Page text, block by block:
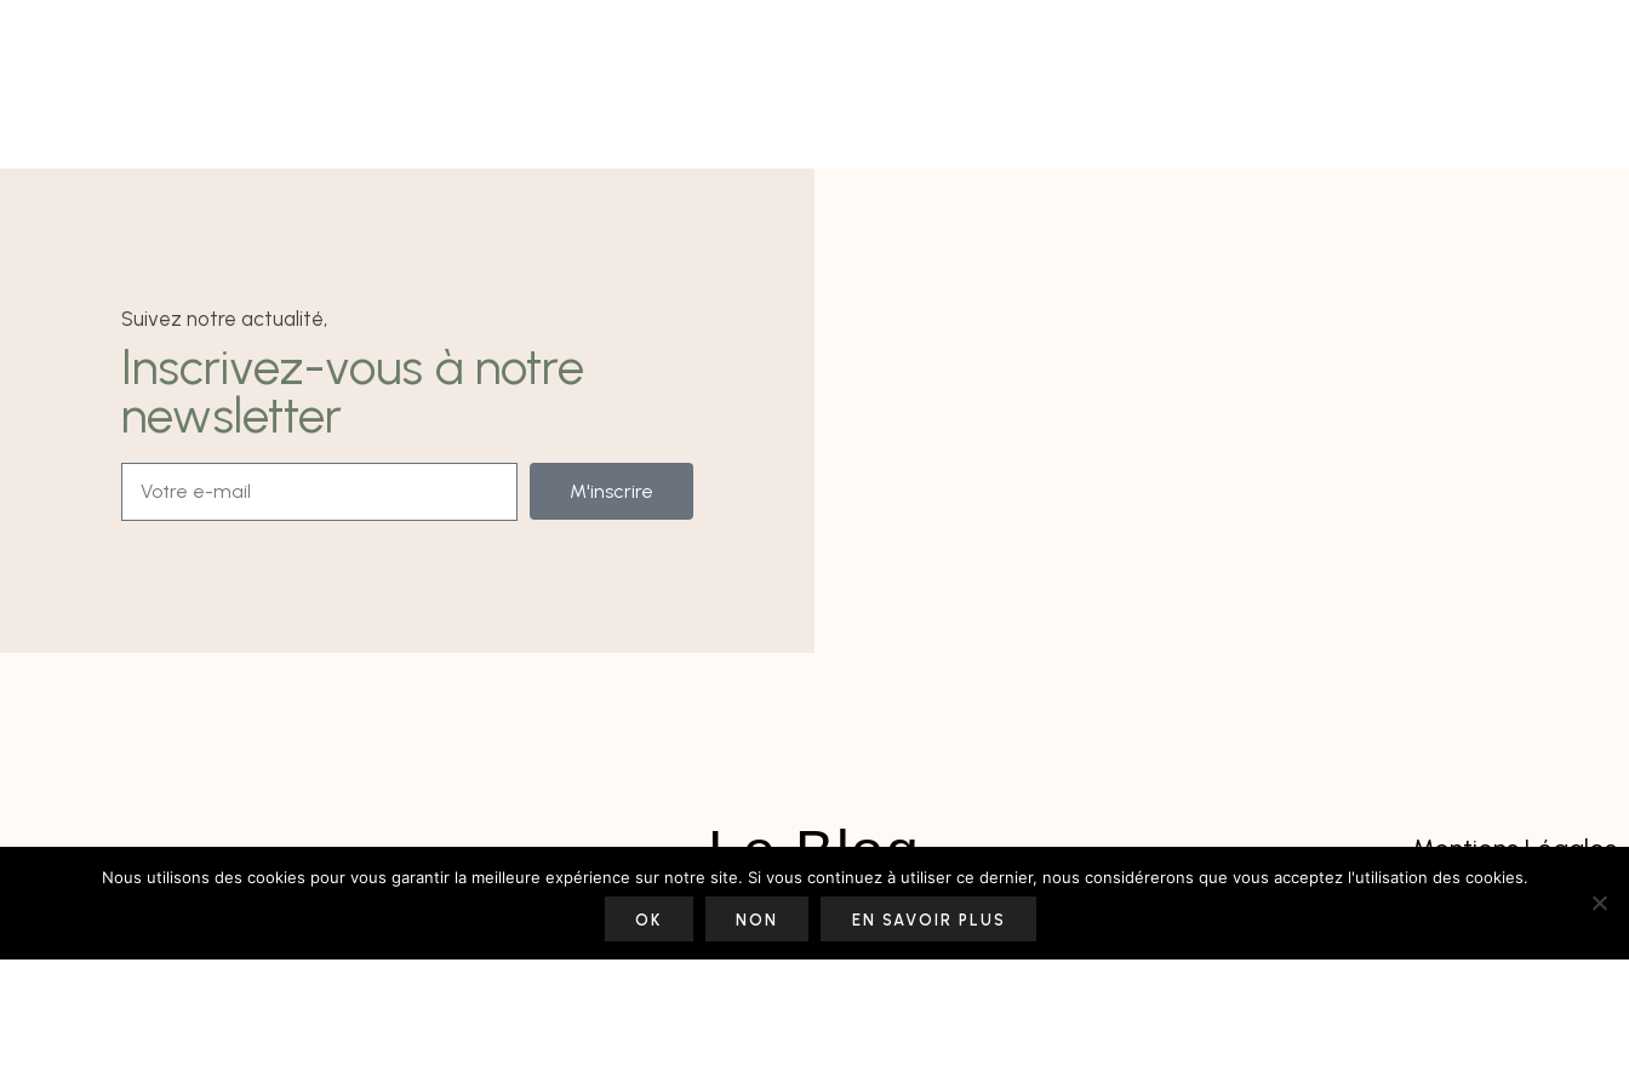
Suivez notre actualité,
Inscrivez-vous à notre
newsletter
M'inscrire
Destinations
Lifestyle
Le Blog
Le Shop
Le Studio
Mentions Légales
Contact
A Propos
Nous utilisons des cookies pour vous garantir la meilleure expérience sur notre site. Si vous continuez à utiliser ce dernier, nous considérerons que vous acceptez l'utilisation des cookies.
OK NON EN SAVOIR PLUS